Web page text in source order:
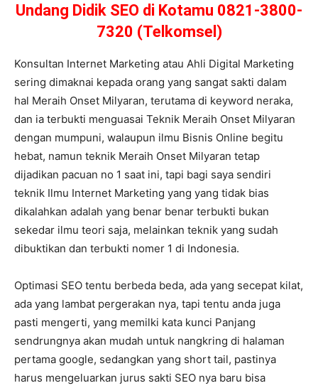
Undang Didik SEO di Kotamu 0821-3800-
7320 (Telkomsel)
Konsultan Internet Marketing atau Ahli Digital Marketing
sering dimaknai kepada orang yang sangat sakti dalam
hal Meraih Onset Milyaran, terutama di keyword neraka,
dan ia terbukti menguasai Teknik Meraih Onset Milyaran
dengan mumpuni, walaupun ilmu Bisnis Online begitu
hebat, namun teknik Meraih Onset Milyaran tetap
dijadikan pacuan no 1 saat ini, tapi bagi saya sendiri
teknik Ilmu Internet Marketing yang yang tidak bias
dikalahkan adalah yang benar benar terbukti bukan
sekedar ilmu teori saja, melainkan teknik yang sudah
dibuktikan dan terbukti nomer 1 di Indonesia.
Optimasi SEO tentu berbeda beda, ada yang secepat kilat,
ada yang lambat pergerakan nya, tapi tentu anda juga
pasti mengerti, yang memilki kata kunci Panjang
sendrungnya akan mudah untuk nangkring di halaman
pertama google, sedangkan yang short tail, pastinya
harus mengeluarkan jurus sakti SEO nya baru bisa